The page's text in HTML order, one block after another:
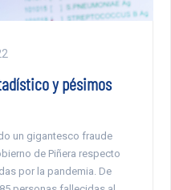
y pésimos
un gigantesco fraude
de Piñera respecto
por la pandemia. De